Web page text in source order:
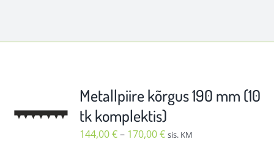
Metallpiire kõrgus 190 mm (10
tk komplektis)
144,00€– 170,00€Hinnavahemik:
sis. KM